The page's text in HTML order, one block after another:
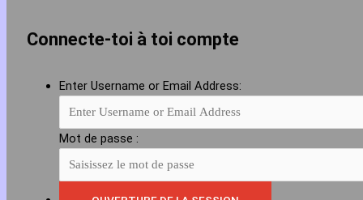
Connecte-toi à toi compte
Enter Username or Email Address:
Mot de passe :